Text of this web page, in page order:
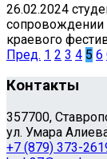
26.02.2024
сопровождении
краевого
Пред. 1 2 3 4 5 6
Контакты
357700,
ул. Умара
+7 (879) 373-